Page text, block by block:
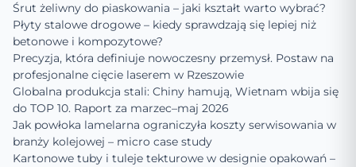
Śrut żeliwny do piaskowania – jaki kształt warto wybrać?
Płyty stalowe drogowe – kiedy sprawdzają się lepiej niż
betonowe i kompozytowe?
Precyzja, która definiuje nowoczesny przemysł. Postaw na
profesjonalne cięcie laserem w Rzeszowie
Globalna produkcja stali: Chiny hamują, Wietnam wbija się
do TOP 10. Raport za marzec–maj 2026
Jak powłoka lamelarna ograniczyła koszty serwisowania w
branży kolejowej – micro case study
Kartonowe tuby i tuleje tekturowe w designie opakowań –